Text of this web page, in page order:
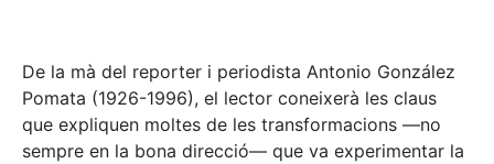
De la mà del reporter i periodista Antonio González
Pomata (1926-1996), el lector coneixerà les claus
que expliquen moltes de les transformacions —no
sempre en la bona direcció— que va experimentar la